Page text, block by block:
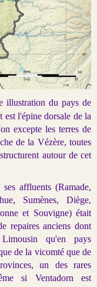
illustration du pays de
l'épine dorsale de la
excepte les terres de
de la Vézère, toutes
autour de cet
affluents (Ramade,
Sumènes, Diège,
et Souvigne) était
repaires anciens dont
qu'en pays
de la vicomté que de
un des rares
si Ventadorn est